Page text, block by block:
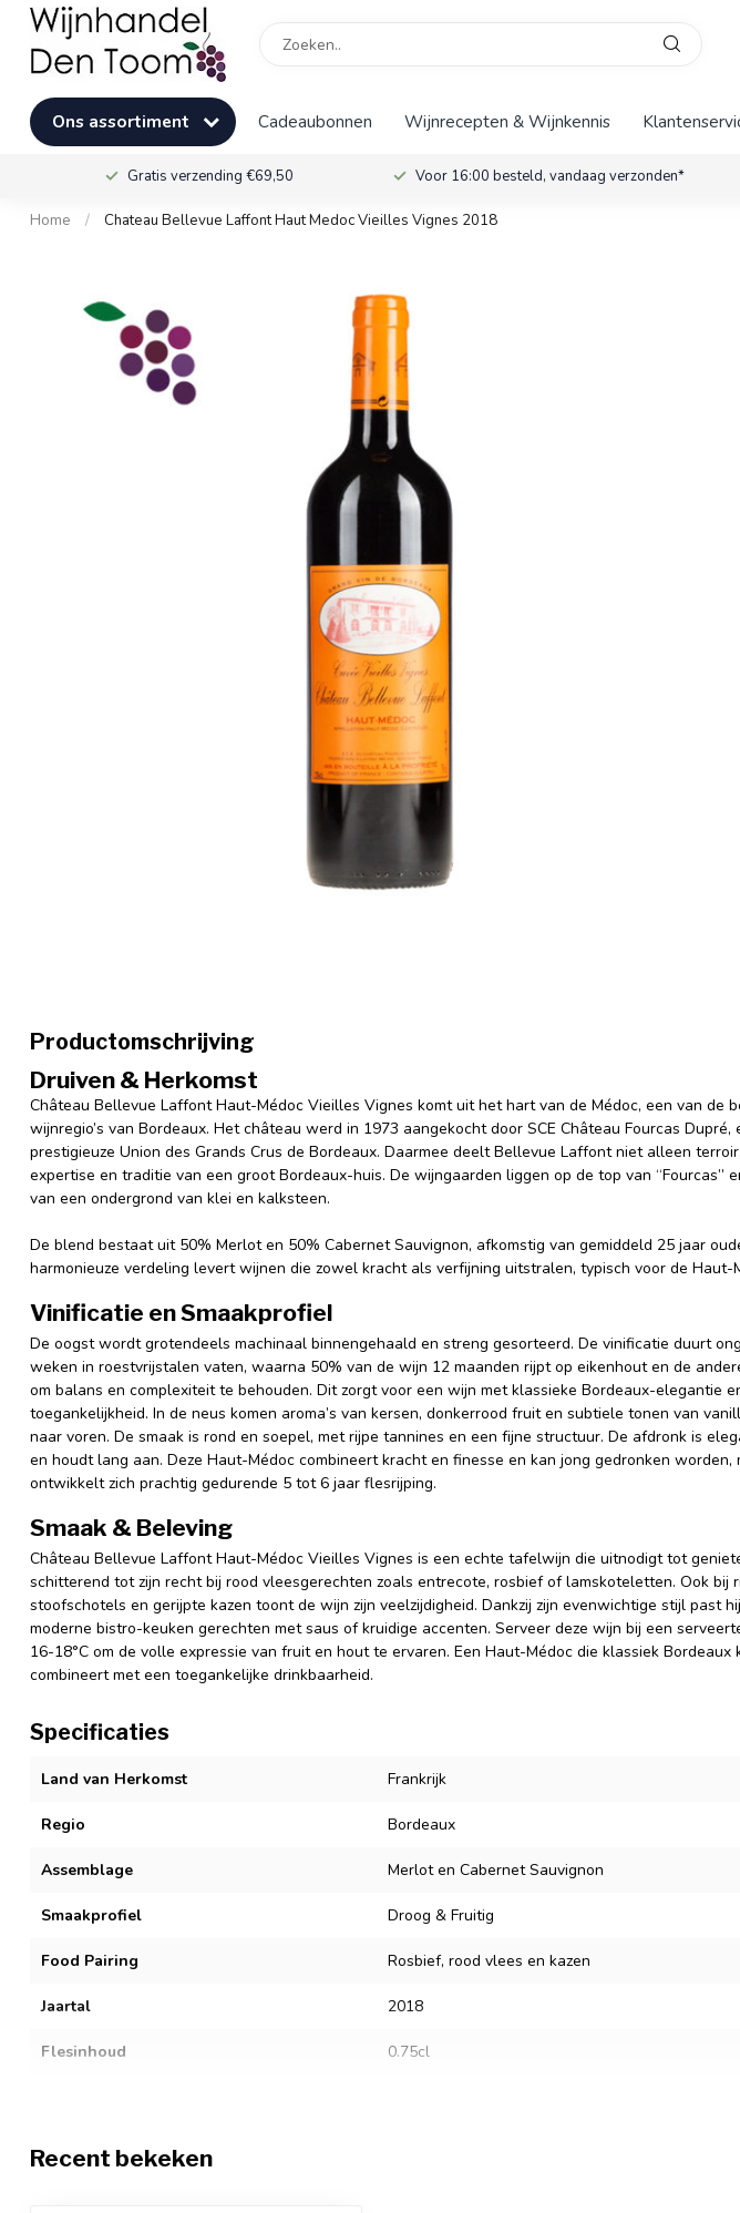
Ons assortiment Cadeaubonnen Wijnrecepten & Wijnkennis
Gratis verzending €69,50 Voor 16:00 besteld, vandaag verzonden*
Home / Chateau Bellevue Laffont Haut Medoc Vieilles Vignes 2018
Productomschrijving
Druiven & Herkomst
Château Bellevue Laffont Haut-Médoc Vieilles Vignes komt uit het hart van de Médoc, een van de
wijnregio’s van Bordeaux. Het château werd in 1973 aangekocht door SCE Château Fourcas Dupré,
prestigieuze Union des Grands Crus de Bordeaux. Daarmee deelt Bellevue Laffont niet alleen
expertise en traditie van een groot Bordeaux-huis. De wijngaarden liggen op de top van “Fourcas”
van een ondergrond van klei en kalksteen.
De blend bestaat uit 50% Merlot en 50% Cabernet Sauvignon, afkomstig van gemiddeld 25 jaar
harmonieuze verdeling levert wijnen die zowel kracht als verfijning uitstralen, typisch voor de Haut-
Vinificatie en Smaakprofiel
De oogst wordt grotendeels machinaal binnengehaald en streng gesorteerd. De vinificatie duurt
weken in roestvrijstalen vaten, waarna 50% van de wijn 12 maanden rijpt op eikenhout en de
om balans en complexiteit te behouden. Dit zorgt voor een wijn met klassieke Bordeaux-elegantie
toegankelijkheid. In de neus komen aroma’s van kersen, donkerrood fruit en subtiele tonen van
naar voren. De smaak is rond en soepel, met rijpe tannines en een fijne structuur. De afdronk is
en houdt lang aan. Deze Haut-Médoc combineert kracht en finesse en kan jong gedronken worden,
ontwikkelt zich prachtig gedurende 5 tot 6 jaar flesrijping.
Smaak & Beleving
Château Bellevue Laffont Haut-Médoc Vieilles Vignes is een echte tafelwijn die uitnodigt tot
schitterend tot zijn recht bij rood vleesgerechten zoals entrecote, rosbief of lamskoteletten. Ook bij
stoofschotels en gerijpte kazen toont de wijn zijn veelzijdigheid. Dankzij zijn evenwichtige stijl past
moderne bistro-keuken gerechten met saus of kruidige accenten. Serveer deze wijn bij een
16-18°C om de volle expressie van fruit en hout te ervaren. Een Haut-Médoc die klassiek Bordeaux
combineert met een toegankelijke drinkbaarheid.
Specificaties
Land van Herkomst Frankrijk
Regio Bordeaux
Assemblage Merlot en Cabernet Sauvignon
Smaakprofiel Droog & Fruitig
Food Pairing Rosbief, rood vlees en kazen
Jaartal 2018
Flesinhoud 0.75cl
Recent bekeken